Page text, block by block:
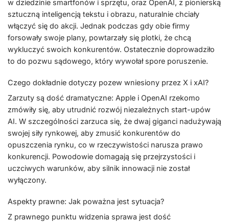
w dziedzinie smartfonów i sprzętu, oraz OpenAI, z pionierską
sztuczną inteligencją tekstu i obrazu, naturalnie chciały
włączyć się do akcji. Jednak podczas gdy obie firmy
forsowały swoje plany, powtarzały się plotki, że chcą
wykluczyć swoich konkurentów. Ostatecznie doprowadziło
to do pozwu sądowego, który wywołał spore poruszenie.
Czego dokładnie dotyczy pozew wniesiony przez X i xAI?
Zarzuty są dość dramatyczne: Apple i OpenAI rzekomo
zmówiły się, aby utrudnić rozwój niezależnych start-upów
AI. W szczególności zarzuca się, że dwaj giganci nadużywają
swojej siły rynkowej, aby zmusić konkurentów do
opuszczenia rynku, co w rzeczywistości narusza prawo
konkurencji. Powodowie domagają się przejrzystości i
uczciwych warunków, aby silnik innowacji nie został
wyłączony.
Aspekty prawne: Jak poważna jest sytuacja?
Z prawnego punktu widzenia sprawa jest dość